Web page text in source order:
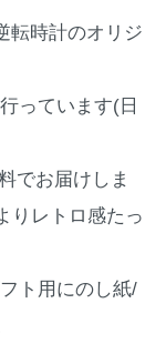
転時計のオリジ
っています(日
でお届けしま
りレトロ感たっ
ト用にのし紙/